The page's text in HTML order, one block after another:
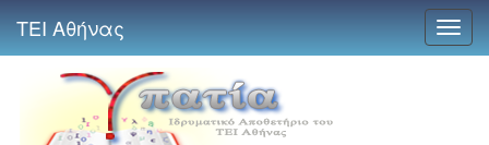
ΤΕΙ Αθήνας